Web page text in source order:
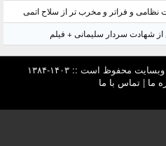
نظامی و فراتر و مخرب تر از سلاح اتمی
از شهادت سردار سلیمانی + فیلم
محفوظ است :: ۱۴۰۳-۱۳۸۴
ما |تماس با ما